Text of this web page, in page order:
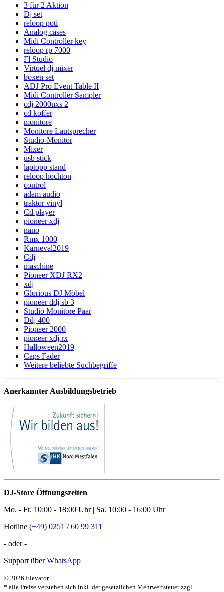
3 für 2 Aktion
Dj set
reloop poti
Analog cases
Midi Controller key
reloop rp 7000
Fl Studio
Virtuel dj mixer
boxen set
ADJ Pro Event Table II
Midi Controller Sampler
cdj 2000nxs 2
cd koffer
monitore
Monitore Lautsprecher
Studio-Monitor
Mixer
usb stick
laptopp stand
reloop hochton
control
adam audio
traktor vinyl
Cd player
pioneer xdj
nano
Rmx 1000
Karneval2019
Cdj
maschine
Pioneer XDJ RX2
xdj
Glorious DJ Möbel
pioneer ddj sb 3
Studio Monitore Paar
Ddj 400
Pioneer 2000
pioneer xdj rx
Halloween2019
Caps Fader
Weitere beliebte Suchbegriffe
Anerkannter Ausbildungsbetrieb
DJ-Store Öffnungszeiten
Mo. - Fr. 10:00 - 18:00 Uhr | Sa. 10:00 - 16:00 Uhr
Hotline (+49) 0251 / 60 99 311
- oder -
Support überWhatsApp
© 2026 Elevator
* alle Preise verstehen sich inkl. der gesetzlichen Mehrwertsteuer zzgl.